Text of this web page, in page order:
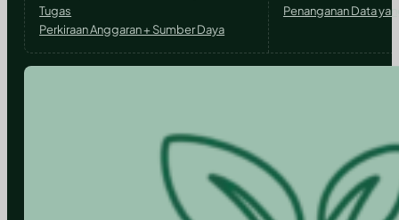
Tugas
Perkiraan Anggaran + Sumber Daya
Penanganan Data